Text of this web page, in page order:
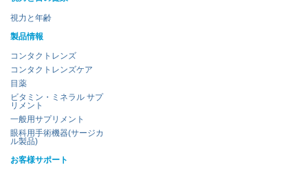
視力と年齢
製品情報
コンタクトレンズ
コンタクトレンズケア
目薬
ビタミン・ミネラル サプ
リメント
一般用サプリメント
眼科用手術機器(サージカ
ル製品)
お客様サポート